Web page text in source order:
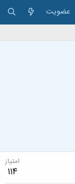
عضویت
امتیاز
114